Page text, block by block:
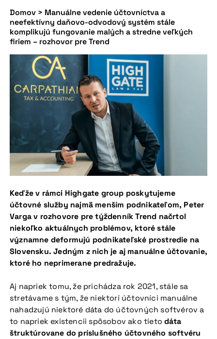
Domov > Manuálne vedenie účtovníctva a
neefektívny daňovo-odvodový systém stále
komplikujú fungovanie malých a stredne veľkých
firiem – rozhovor pre Trend
Keďže v rámci Highgate group poskytujeme
účtovné služby najmä menším podnikateľom, Peter
Varga v rozhovore pre týždenník Trend načrtol
niekoľko aktuálnych problémov, ktoré stále
významne deformujú podnikateľské prostredie na
Slovensku. Jedným z nich je aj manuálne účtovanie,
ktoré ho neprimerane predražuje.
Aj napriek tomu, že prichádza rok 2021, stále sa
stretávame s tým, že niektorí účtovníci manuálne
nahadzujú niektoré dáta do účtovných softvérov a
to napriek existencii spôsobov ako tietodáta
štruktúrovane do príslušného účtovného softvéru